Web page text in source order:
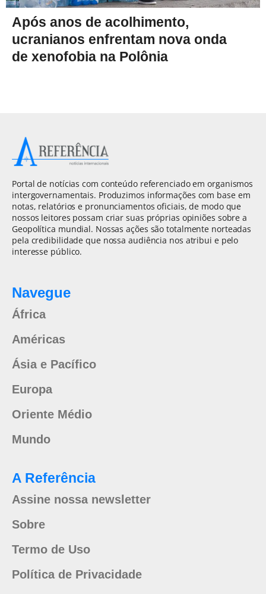
Após anos de acolhimento,
ucranianos enfrentam nova onda
de xenofobia na Polônia
Portal de notícias com conteúdo referenciado em organismos
intergovernamentais. Produzimos informações com base em
notas, relatórios e pronunciamentos oficiais, de modo que
nossos leitores possam criar suas próprias opiniões sobre a
Geopolítica mundial. Nossas ações são totalmente norteadas
pela credibilidade que nossa audiência nos atribui e pelo
interesse público.
Navegue
África
Américas
Ásia e Pacífico
Europa
Oriente Médio
Mundo
A Referência
Assine nossa newsletter
Sobre
Termo de Uso
Política de Privacidade